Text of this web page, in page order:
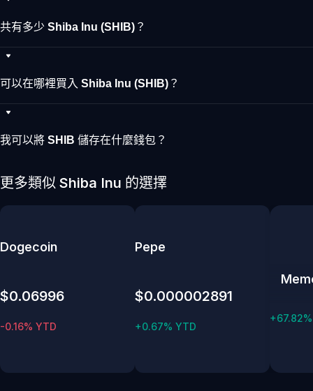
共有多少 Shiba Inu (SHIB)？
可以在哪裡買入 Shiba Inu (SHIB)？
我可以將 SHIB 儲存在什麼錢包？
更多類似 Shiba Inu 的選擇
Dogecoin
$0.06996
-0.16% YTD
Pepe
$0.000002891
+0.67% YTD
+67.82%